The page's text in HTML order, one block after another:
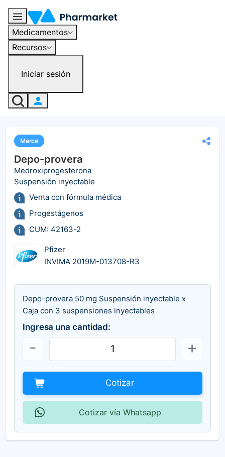
Medicamentos
Recursos
Iniciar sesión
Marca
Depo-provera
Medroxiprogesterona
Suspensión inyectable
Venta con fórmula médica
Progestágenos
CUM: 42163-2
Pfizer
INVIMA 2019M-013708-R3
Depo-provera 50 mg Suspensión inyectable x
Caja con 3 suspensiones inyectables
Ingresa una cantidad:
Cotizar
Cotizar vía Whatsapp